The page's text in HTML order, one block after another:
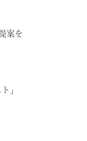
案を
」